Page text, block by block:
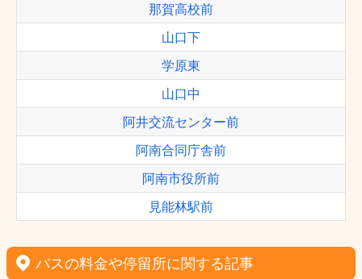
那賀高校前
山口下
学原東
山口中
阿井交流センター前
阿南合同庁舎前
阿南市役所前
見能林駅前
バスの料金や停留所に関する記事